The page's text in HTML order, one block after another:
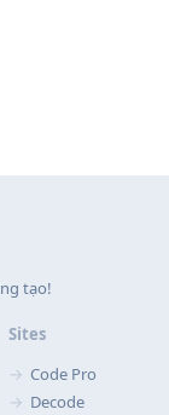
tạo!
Sites
Code Pro
Decode